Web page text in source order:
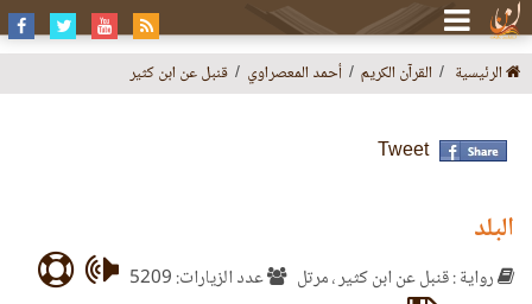
الرئيسية القرآن الكريم أحمد المعصراوي قنبل عن ابن كثير
Tweet
البلد
رواية : قنبل عن ابن كثير ، مرتل
عدد الزيارات: 5209